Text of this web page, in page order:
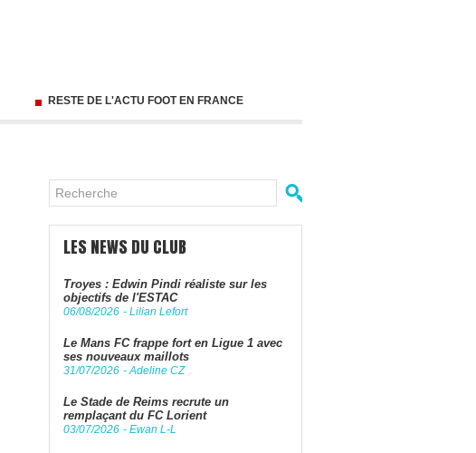
RESTE DE L'ACTU FOOT EN FRANCE
LES NEWS DU CLUB
Troyes : Edwin Pindi réaliste sur les
objectifs de l'ESTAC
06/08/2026 - Lilian Lefort
Le Mans FC frappe fort en Ligue 1 avec
ses nouveaux maillots
31/07/2026 -Adeline CZ
Le Stade de Reims recrute un
remplaçant du FC Lorient
03/07/2026 - Ewan L-L